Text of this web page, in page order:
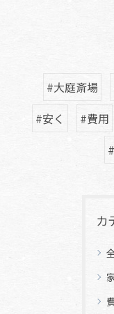
#大庭斎場
#安く
#費用
カ